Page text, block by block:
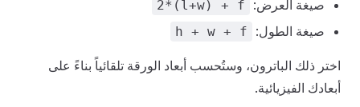
صيغة العرض: 2*(l+w) + f
صيغة الطول: h + w + f
اختر ذلك الباترون، وستُحسب أبعاد الورقة تلقائياً بناءً على
أبعادك الفيزيائية.